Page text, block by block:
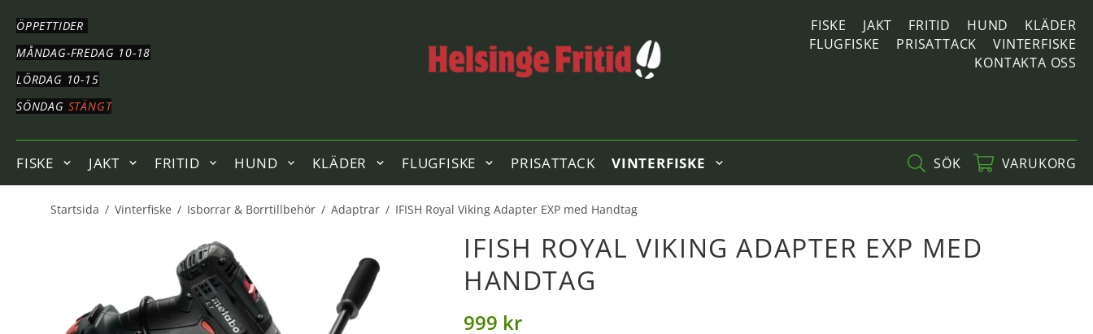
TILL
HUVUDNAVIGERINGHOPPA
TILL
HUVUDINNEHÅLLET
ÖPPETTIDER
MÅNDAG-FREDAG 10-18
LÖRDAG 10-15
SÖNDAG STÄNGT
FISKE JAKT FRITID HUND
KLÄDER
FLUGFISKE
PRISATTACK
VINTERFISKE
KONTAKTA OSS
FISKE JAKT FRITID HUND KLÄDER FLUGFISKE PRISATTACK VINTERFISKE SÖK VARUKORG
Startsida / Vinterfiske / Isborrar & Borrtillbehör / Adaptrar / IFISH Royal Viking Adapter EXP med Handtag
IFISH ROYAL VIKING ADAPTER EXP MED
HANDTAG
999 kr